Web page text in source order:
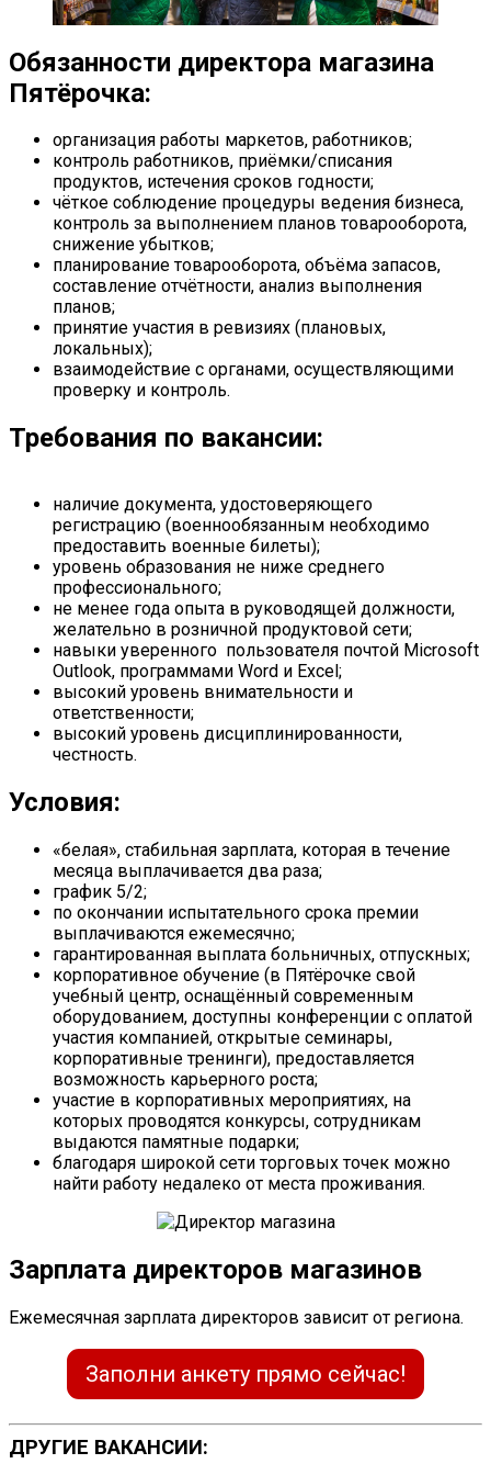
Обязанности директора магазина
Пятёрочка:
организация работы маркетов, работников;
контроль работников, приёмки/списания
продуктов, истечения сроков годности;
чёткое соблюдение процедуры ведения бизнеса,
контроль за выполнением планов товарооборота,
снижение убытков;
планирование товарооборота, объёма запасов,
составление отчётности, анализ выполнения
планов;
принятие участия в ревизиях (плановых,
локальных);
взаимодействие с органами, осуществляющими
проверку и контроль.
Требования по вакансии:
наличие документа, удостоверяющего
регистрацию (военнообязанным необходимо
предоставить военные билеты);
уровень образования не ниже среднего
профессионального;
не менее года опыта в руководящей должности,
желательно в розничной продуктовой сети;
навыки уверенного пользователя почтой Microsoft
Outlook, программами Word и Excel;
высокий уровень внимательности и
ответственности;
высокий уровень дисциплинированности,
честность.
Условия:
«белая», стабильная зарплата, которая в течение
месяца выплачивается два раза;
график 5/2;
по окончании испытательного срока премии
выплачиваются ежемесячно;
гарантированная выплата больничных, отпускных;
корпоративное обучение (в Пятёрочке свой
учебный центр, оснащённый современным
оборудованием, доступны конференции с оплатой
участия компанией, открытые семинары,
корпоративные тренинги), предоставляется
возможность карьерного роста;
участие в корпоративных мероприятиях, на
которых проводятся конкурсы, сотрудникам
выдаются памятные подарки;
благодаря широкой сети торговых точек можно
найти работу недалеко от места проживания.
Зарплата директоров магазинов
Ежемесячная зарплата директоров зависит от региона.
Заполни анкету прямо сейчас!
ДРУГИЕ ВАКАНСИИ: